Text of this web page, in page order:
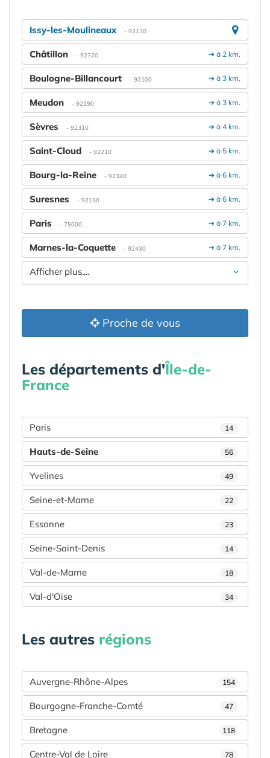
Issy-les-Moulineaux - 92130
➔ à 2 km.
Châtillon - 92320
➔ à 3 km.
Boulogne-Billancourt - 92100
➔ à 3 km.
Meudon - 92190
➔ à 4 km.
Sèvres - 92310
➔ à 5 km.
Saint-Cloud - 92210
➔ à 6 km.
Bourg-la-Reine - 92340
➔ à 6 km.
Suresnes - 92150
➔ à 7 km.
Paris - 75000
➔ à 7 km.
Marnes-la-Coquette - 92430
Afficher plus....
Proche de vous
Les départements d'Île-de-
France
Paris 14
Hauts-de-Seine 56
Yvelines 49
Seine-et-Marne 22
Essonne 23
Seine-Saint-Denis 14
Val-de-Marne 18
Val-d'Oise 34
Les autres régions
Auvergne-Rhône-Alpes 154
Bourgogne-Franche-Comté 47
Bretagne 118
Centre-Val de Loire 78